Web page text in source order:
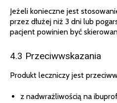
Jeżeli konieczne jest
przez dłużej niż 3 dni lub
pacjent powinien być
4.3 Przeciwwskazania
Produkt leczniczy jest
z nadwrażliwością na